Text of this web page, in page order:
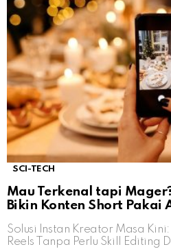
SCI-TECH
Mau Terkenal tapi
Bikin Konten Short Pakai
Solusi Instan Kreator Masa Kini:
Reels Tanpa Perlu Skill Editing